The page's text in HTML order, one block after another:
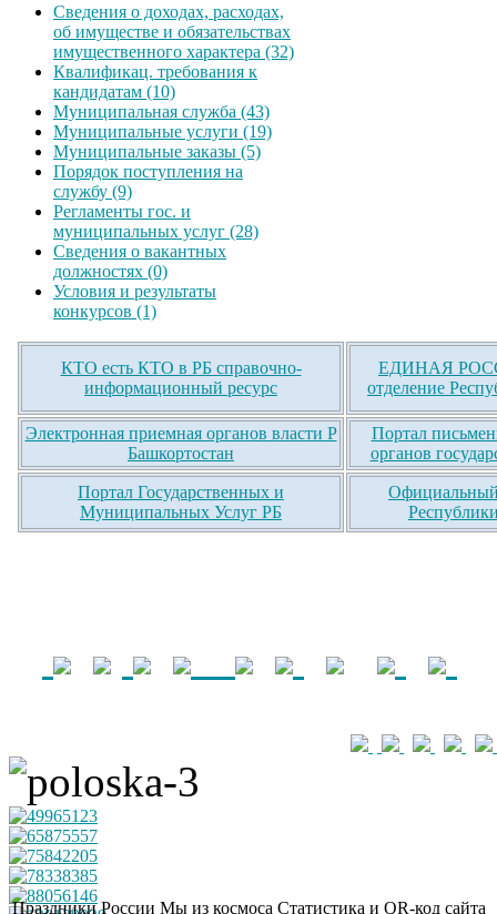
Сведения о доходах, расходах,
об имуществе и обязательствах
имущественного характера (32)
Квалификац. требования к
кандидатам (10)
Муниципальная служба (43)
Муниципальные услуги (19)
Муниципальные заказы (5)
Порядок поступления на
службу (9)
Регламенты гос. и
муниципальных услуг (28)
Сведения о вакантных
должностях (0)
Условия и результаты
конкурсов (1)
КТО есть КТО в РБ справочно-
информационный ресурс
ЕДИНАЯ
отделение
Электронная приемная органов власти Р
Башкортостан
Портал
органов
Портал Государственных и
Муниципальных Услуг РБ
Официальный
Праздники России Мы из космоса Статистика и QR-код сайта